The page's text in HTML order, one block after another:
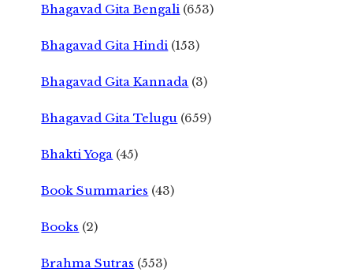
Bhagavad Gita Bengali (653)
Bhagavad Gita Hindi (153)
Bhagavad Gita Kannada (3)
Bhagavad Gita Telugu (659)
Bhakti Yoga (45)
Book Summaries (43)
Books (2)
Brahma Sutras (553)